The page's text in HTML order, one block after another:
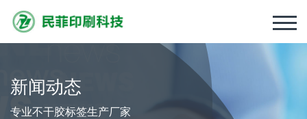
新闻动态
专业不干胶标签生产厂家